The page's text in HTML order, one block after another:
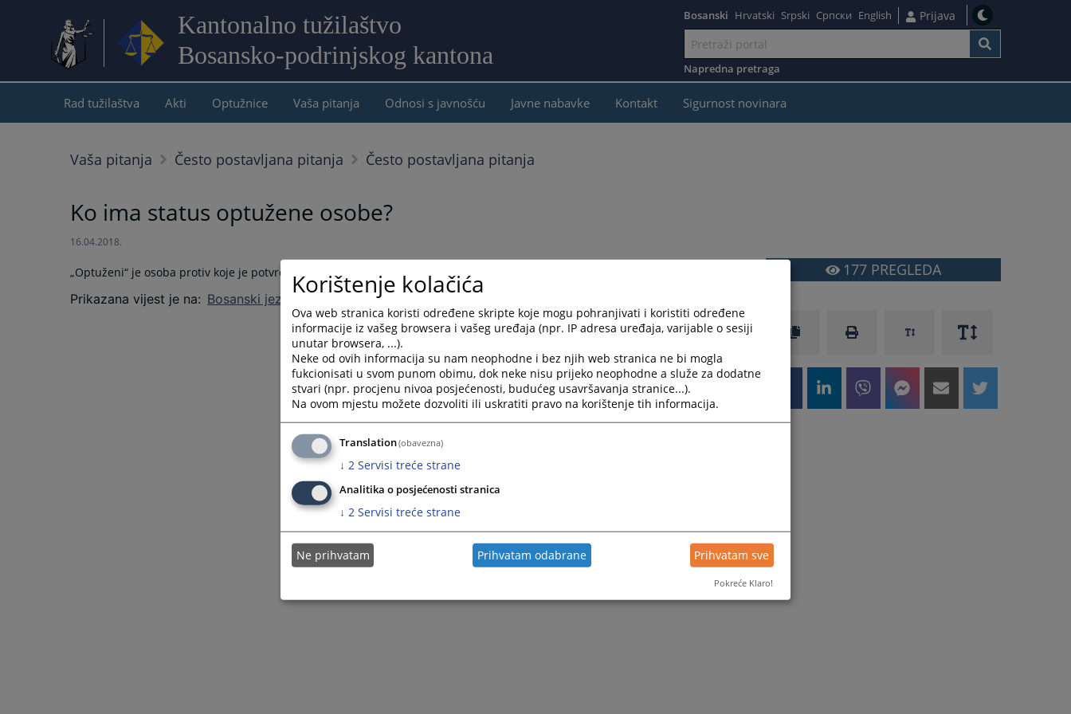
Kantonalno tužilaštvo
Bosansko-podrinjskog kantona
sadržaj
Bosanski Hrvatski Srpski Српски English Prijava
Napredna pretraga
Rad tužilaštva Akti Optužnice Vaša pitanja Odnosi s javnošću Javne nabavke Kontakt Sigurnost novinara
Vaša pitanja Često postavljana pitanja Često postavljana pitanja
Ko ima status optužene osobe?
16.04.2018.
„Optuženi“ je osoba protiv koje je potvrđena jedna ili više tačaka u optužnici.
Prikazana vijest je na: Bosanski jezik
177PREGLEDA
Korištenje kolačića
Ova web stranica koristi određene skripte koje mogu pohranjivati i koristiti određene
informacije iz vašeg browsera i vašeg uređaja (npr. IP adresa uređaja, varijable o sesiji
unutar browsera, ...).
Neke od ovih informacija su nam neophodne i bez njih web stranica ne bi mogla
fukcionisati u svom punom obimu, dok neke nisu prijeko neophodne a služe za dodatne
stvari (npr. procjenu nivoa posjećenosti, budućeg usavršavanja stranice...).
Na ovom mjestu možete dozvoliti ili uskratiti pravo na korištenje tih informacija.
Translation(obavezna)
↓ 2 Servisi treće strane
Analitika o posjećenosti stranica
↓ 2 Servisi treće strane
Ne prihvatam Prihvatam odabrane Prihvatam sve
Pokreće Klaro!